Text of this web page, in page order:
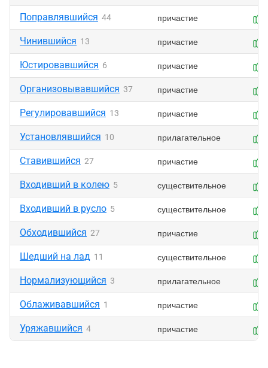
Поправлявшийся 44 причастие
Чинившийся 13 причастие
Юстировавшийся 6 причастие
Организовывавшийся 37 причастие
Регулировавшийся 13 причастие
Установлявшийся 10 прилагательное
Ставившийся 27 причастие
Входивший в колею 5 существительное
Входивший в русло 5 существительное
Обходившийся 27 причастие
Шедший на лад 11 существительное
Нормализующийся 3 прилагательное
Облаживавшийся 1 причастие
Уряжавшийся 4 причастие